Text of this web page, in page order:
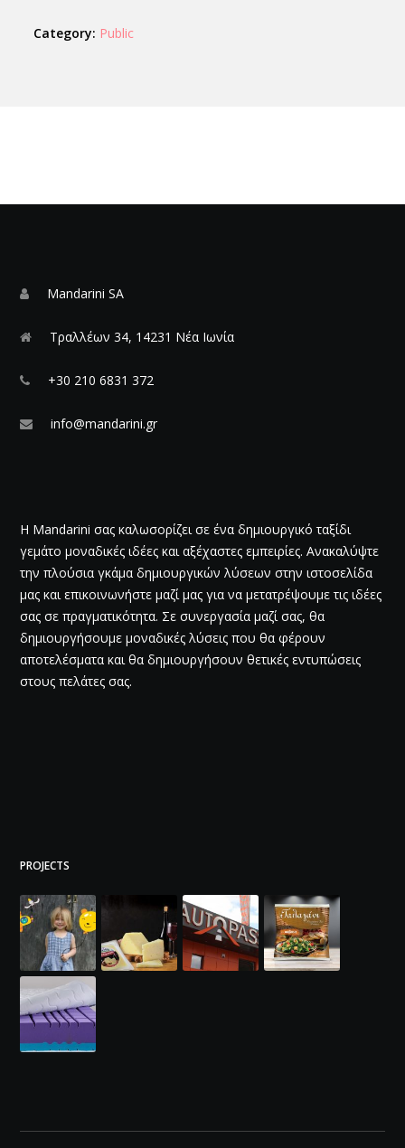
Category: Public
Mandarini SA
Τραλλέων 34, 14231 Νέα Ιωνία
+30 210 6831 372
info@mandarini.gr
Η Mandarini σας καλωσορίζει σε ένα δημιουργικό ταξίδι
γεμάτο μοναδικές ιδέες και αξέχαστες εμπειρίες. Ανακαλύψτε
την πλούσια γκάμα δημιουργικών λύσεων στην ιστοσελίδα
μας και επικοινωνήστε μαζί μας για να μετατρέψουμε τις ιδέες
σας σε πραγματικότητα. Σε συνεργασία μαζί σας, θα
δημιουργήσουμε μοναδικές λύσεις που θα φέρουν
αποτελέσματα και θα δημιουργήσουν θετικές εντυπώσεις
στους πελάτες σας.
PROJECTS